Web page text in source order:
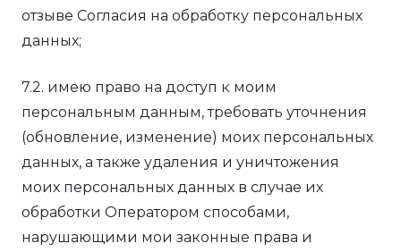
отзыве Согласия на обработку персональных
данных;
7.2. имею право на доступ к моим
персональным данным, требовать уточнения
(обновление, изменение) моих персональных
данных, а также удаления и уничтожения
моих персональных данных в случае их
обработки Оператором способами,
нарушающими мои законные права и